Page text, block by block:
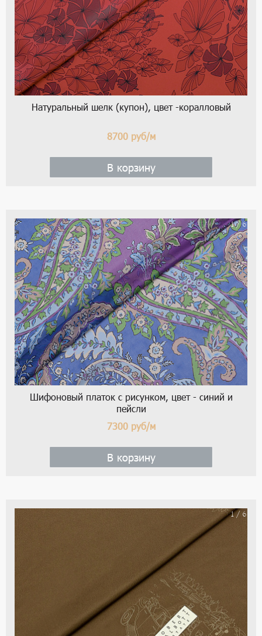
Натуральный шелк (купон), цвет -коралловый
8700 руб/м
В корзину
1 / 6
Шифоновый платок с рисунком, цвет - синий и
пейсли
7300 руб/м
В корзину
1 / 6